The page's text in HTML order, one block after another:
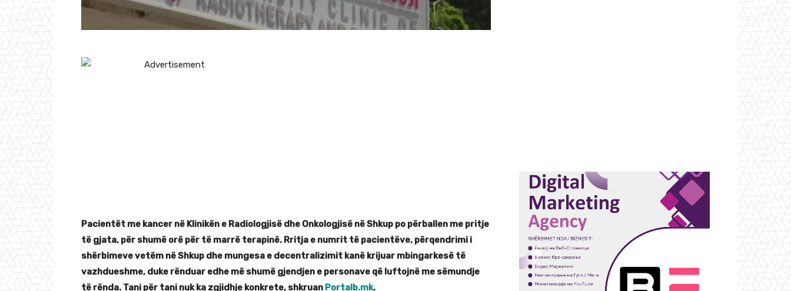
Pacientët me kancer në Klinikën e Radiologjisë dhe Onkologjisë në Shkup po përballen me pritje
të gjata, për shumë orë për të marrë terapinë. Rritja e numrit të pacientëve, përqendrimi i
shërbimeve vetëm në Shkup dhe mungesa e decentralizimit kanë krijuar mbingarkesë të
vazhdueshme, duke rënduar edhe më shumë gjendjen e personave që luftojnë me sëmundje
të rënda. Tani për tani nuk ka zgjidhje konkrete, shkruan Portalb.mk.